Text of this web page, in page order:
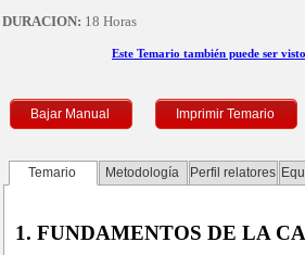
DURACION: 18 Horas
Este Temario también puede ser
Bajar Manual Imprimir Temario
Temario Metodología Perfil relatores
1. FUNDAMENTOS DE LA